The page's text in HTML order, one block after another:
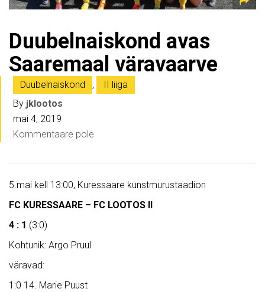
Duubelnaiskond avas
Saaremaal väravaarve
Duubelnaiskond ,
II liiga
By jklootos
mai 4, 2019
Kommentaare pole
5.mai kell 13:00, Kuressaare kunstmurustaadion
FC KURESSAARE – FC LOOTOS II
4 : 1 (3:0)
Kohtunik: Argo Pruul
väravad:
1:0 14. Marie Puust